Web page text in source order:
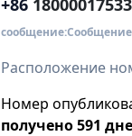
+86 18000017533
Расположение
Номер
получено 591